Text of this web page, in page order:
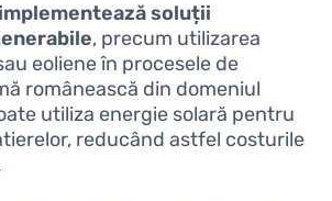
soluții
, precum utilizarea
eoliene în procesele de
românească din domeniul
utiliza energie solară pentru
reducând astfel costurile